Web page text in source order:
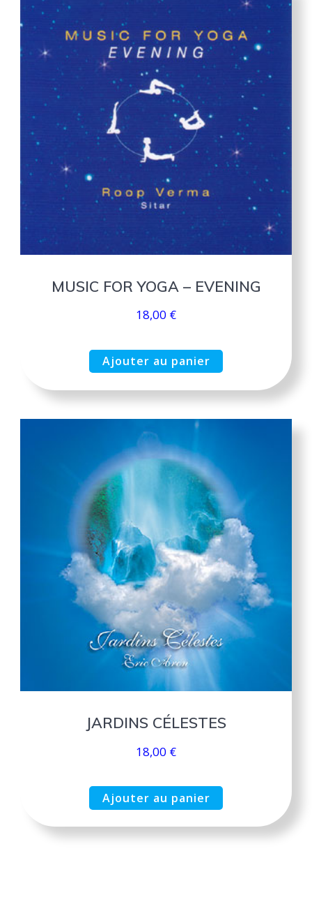
MUSIC FOR YOGA – EVENING
18,00 €
Ajouter au panier
JARDINS CÉLESTES
18,00 €
Ajouter au panier